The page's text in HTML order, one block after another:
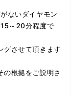
いて的確にア
ないダイヤモン
15～20分程度で
グさせて頂きます
の根拠をご説明さ